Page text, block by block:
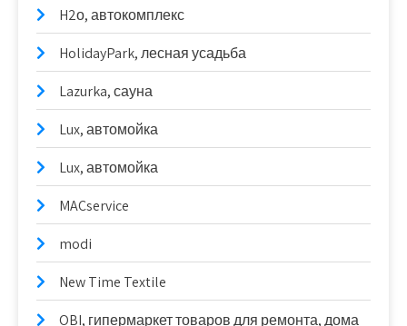
H2о, автокомплекс
HolidayPark, лесная усадьба
Lazurka, сауна
Lux, автомойка
Lux, автомойка
MACservice
modi
New Time Textile
OBI, гипермаркет товаров для ремонта, дома